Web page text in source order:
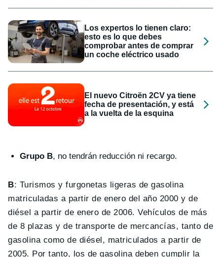
Los expertos lo tienen claro:
esto es lo que debes
comprobar antes de comprar
un coche eléctrico usado
El nuevo Citroën 2CV ya tiene
fecha de presentación, y está
a la vuelta de la esquina
Grupo B, no tendrán reducción ni recargo.
B: Turismos y furgonetas ligeras de gasolina
matriculadas a partir de enero del año 2000 y de
diésel a partir de enero de 2006. Vehículos de más
de 8 plazas y de transporte de mercancías, tanto de
gasolina como de diésel, matriculados a partir de
2005. Por tanto, los de gasolina deben cumplir la